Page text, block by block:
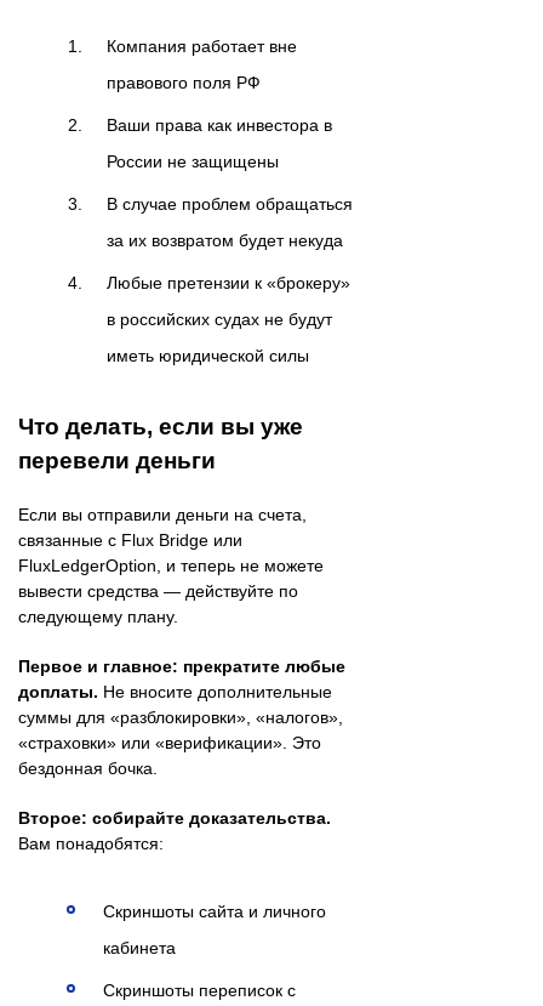
Компания работает вне
правового поля РФ
Ваши права как инвестора в
России не защищены
В случае проблем обращаться
за их возвратом будет некуда
Любые претензии к «брокеру»
в российских судах не будут
иметь юридической силы
Что делать, если вы уже
перевели деньги
Если вы отправили деньги на счета,
связанные с Flux Bridge или
FluxLedgerOption, и теперь не можете
вывести средства — действуйте по
следующему плану.
Первое и главное: прекратите любые
доплаты. Не вносите дополнительные
суммы для «разблокировки», «налогов»,
«страховки» или «верификации». Это
бездонная бочка.
Второе: собирайте доказательства.
Вам понадобятся:
Скриншоты сайта и личного
кабинета
Скриншоты переписок с